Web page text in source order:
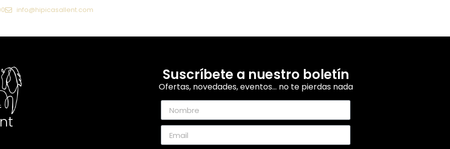
info@hipicasallent.com
Suscríbete a nuestro boletín
Ofertas, novedades, eventos… no te pierdas nada